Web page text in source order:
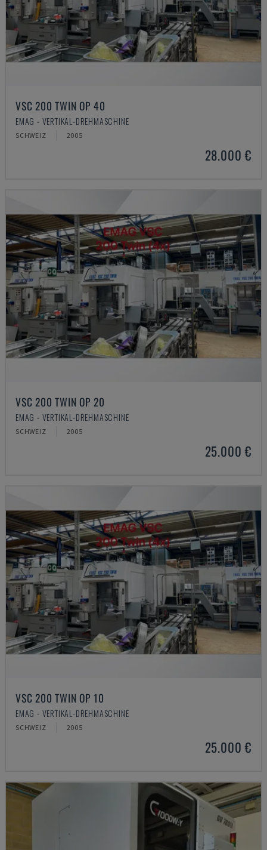
VSC 200 TWIN OP 40
EMAG - VERTIKAL-DREHMASCHINE
SCHWEIZ 2005
28.000 €
VSC 200 TWIN OP 20
EMAG - VERTIKAL-DREHMASCHINE
SCHWEIZ 2005
25.000 €
VSC 200 TWIN OP 10
EMAG - VERTIKAL-DREHMASCHINE
SCHWEIZ 2005
25.000 €